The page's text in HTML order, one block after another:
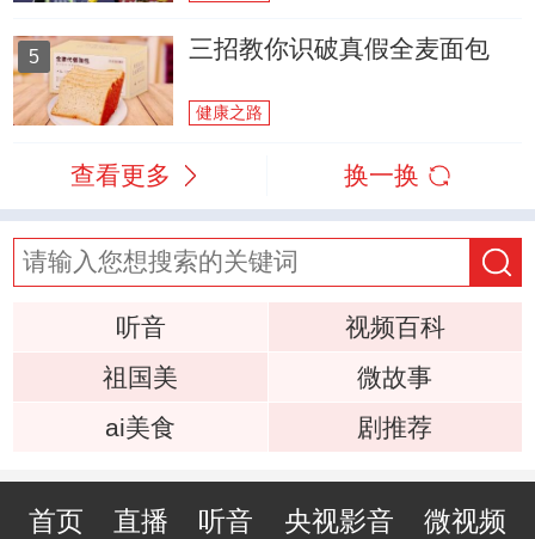
5 三招教你识破真假全麦面包
健康之路
查看更多 换一换
听音
视频百科
祖国美
微故事
ai美食
剧推荐
首页 直播 听音 央视影音 微视频